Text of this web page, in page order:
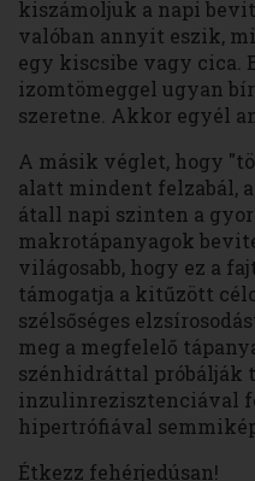
kiszámoljuk a napi
valóban annyit eszik,
egy kiscsibe vagy cica.
izomtömeggel ugyan
szeretne. Akkor egyél
A másik véglet, hogy
alatt mindent felzabál,
átall napi szinten a
makrotápanyagok
világosabb, hogy ez a
támogatja a kitűzött
szélsőséges
meg a megfelelő
szénhidráttal próbálják
inzulinrezisztenciával
hipertrófiával
Étkezz fehérjedúsan!